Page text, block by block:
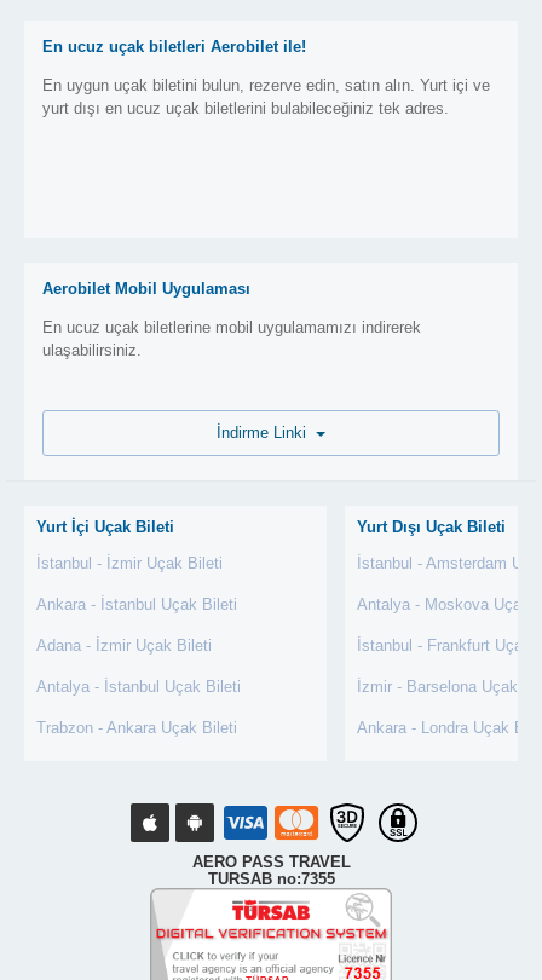
En ucuz uçak biletleri Aerobilet ile!
En uygun uçak biletini bulun, rezerve edin, satın alın. Yurt içi ve
yurt dışı en ucuz uçak biletlerini bulabileceğiniz tek adres.
Aerobilet Mobil Uygulaması
En ucuz uçak biletlerine mobil uygulamamızı indirerek
ulaşabilirsiniz.
Yurt İçi Uçak Bileti
İstanbul - İzmir Uçak Bileti
Ankara - İstanbul Uçak Bileti
Adana - İzmir Uçak Bileti
Antalya - İstanbul Uçak Bileti
Trabzon - Ankara Uçak Bileti
Yurt Dışı Uçak Bileti
İstanbul - Amsterdam
Antalya - Moskova Uçak
İstanbul - Frankfurt Uçak
İzmir - Barselona Uçak
Ankara - Londra Uçak
AERO PASS TRAVEL
TURSAB no:7355